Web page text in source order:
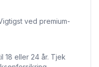
ved premium-
18 eller 24 år. Tjek